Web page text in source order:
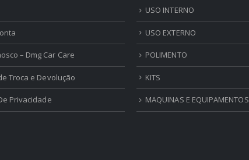
– Dmg Car Care
Troca e Devolução
Privacidade
USO INTERNO
USO EXTERNO
POLIMENTO
KITS
MAQUINAS E EQUIPAMENTOS